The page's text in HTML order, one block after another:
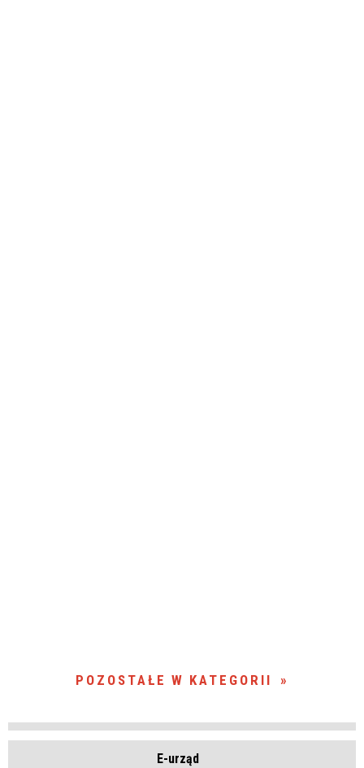
POZOSTAŁE W KATEGORII
E-urząd